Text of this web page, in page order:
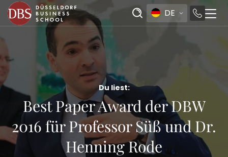
DE
Du liest:
Best Paper Award der DBW
2016 für Professor Süß und Dr.
Henning Rode